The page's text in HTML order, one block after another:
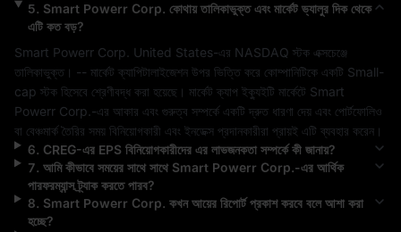
5. Smart Powerr Corp. কোথায় তালিকাভুক্ত এবং মার্কেট ভ্যালুর দিক থেকে
এটি কত বড়?
Smart Powerr Corp. United States-এর NASDAQ স্টক এক্সচেঞ্জে
তালিকাভুক্ত। -- মার্কেট ক্যাপিটালাইজেশন উপর ভিত্তি করে কোম্পানিটিকে একটি Small-
cap স্টক হিসেবে শ্রেণীবদ্ধ করা হয়েছে। মার্কেট ক্যাপ ইক্যুইটি মার্কেটে Smart
Powerr Corp. -এর আকার এবং গুরুত্ব সম্পর্কে একটি দ্রুত ধারণা দেয় এবং পোর্টফোলিও
বা বেঞ্চমার্ক তৈরির সময় বিনিয়োগকারী এবং ইনডেক্স প্রদানকারীরা প্রায়ই এটি ব্যবহার করেন।
6. CREG-এর EPS বিনিয়োগকারীদের এর লাভজনকতা সম্পর্কে কী জানায়?
7. আমি কীভাবে সময়ের সাথে সাথে Smart Powerr Corp.-এর আর্থিক
পারফরম্যান্স ট্র্যাক করতে পারব?
8. Smart Powerr Corp. কখন আয়ের রিপোর্ট প্রকাশ করবে বলে আশা করা
হচ্ছে?